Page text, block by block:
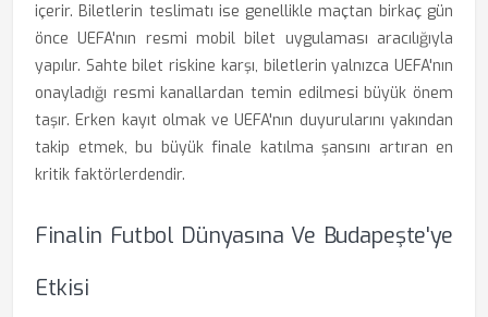
içerir. Biletlerin teslimatı ise genellikle maçtan birkaç gün
önce UEFA'nın resmi mobil bilet uygulaması aracılığıyla
yapılır. Sahte bilet riskine karşı, biletlerin yalnızca UEFA'nın
onayladığı resmi kanallardan temin edilmesi büyük önem
taşır. Erken kayıt olmak ve UEFA'nın duyurularını yakından
takip etmek, bu büyük finale katılma şansını artıran en
kritik faktörlerdendir.
Finalin Futbol Dünyasına Ve Budapeşte'ye
Etkisi